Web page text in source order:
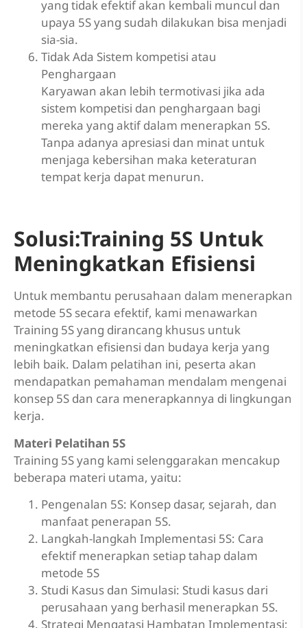
yang tidak efektif akan kembali muncul dan
upaya 5S yang sudah dilakukan bisa menjadi
sia-sia.
Tidak Ada Sistem kompetisi atau
Penghargaan
Karyawan akan lebih termotivasi jika ada
sistem kompetisi dan penghargaan bagi
mereka yang aktif dalam menerapkan 5S.
Tanpa adanya apresiasi dan minat untuk
menjaga kebersihan maka keteraturan
tempat kerja dapat menurun.
Solusi:Training 5S Untuk
Meningkatkan Efisiensi
Untuk membantu perusahaan dalam menerapkan
metode 5S secara efektif, kami menawarkan
Training 5S yang dirancang khusus untuk
meningkatkan efisiensi dan budaya kerja yang
lebih baik. Dalam pelatihan ini, peserta akan
mendapatkan pemahaman mendalam mengenai
konsep 5S dan cara menerapkannya di lingkungan
kerja.
Materi Pelatihan 5S
Training 5S yang kami selenggarakan mencakup
beberapa materi utama, yaitu:
Pengenalan 5S: Konsep dasar, sejarah, dan
manfaat penerapan 5S.
Langkah-langkah Implementasi 5S: Cara
efektif menerapkan setiap tahap dalam
metode 5S
Studi Kasus dan Simulasi: Studi kasus dari
perusahaan yang berhasil menerapkan 5S.
Strategi Mengatasi Hambatan Implementasi: